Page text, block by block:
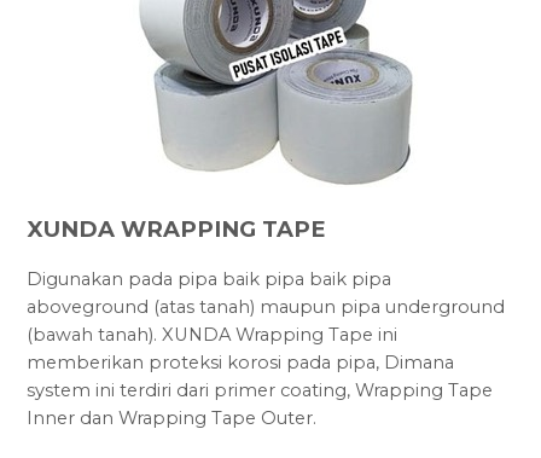
XUNDA WRAPPING TAPE
Digunakan pada pipa baik pipa baik pipa
aboveground (atas tanah) maupun pipa underground
(bawah tanah). XUNDA Wrapping Tape ini
memberikan proteksi korosi pada pipa, Dimana
system ini terdiri dari primer coating, Wrapping Tape
Inner dan Wrapping Tape Outer.